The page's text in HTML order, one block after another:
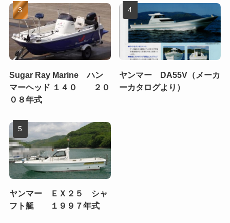
Sugar Ray Marine ハン
マーヘッド １４０ ２０
０８年式
ヤンマー DA55V（メーカ
ーカタログより）
ヤンマー ＥＸ２５ シャ
フト艇 １９９７年式